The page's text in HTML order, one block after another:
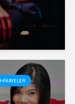
HIKAYELER